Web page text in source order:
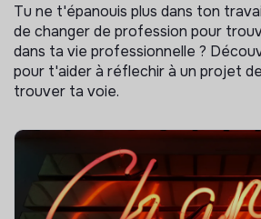
Tu ne t'épanouis plus dans ton
de changer de profession pour
dans ta vie professionnelle ?
pour t'aider à réflechir à un projet
trouver ta voie.